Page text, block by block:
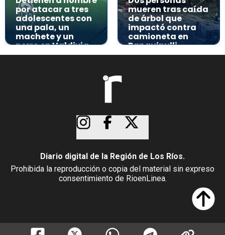
por atacar a tres
adolescentes con
una pala, un
machete y un
perro en Valdivia
mueren tras caída
de árbol que
impactó contra
camioneta en
Panguipulli
Diario digital de la Región de Los Ríos.
Prohibida la reproducción o copia del material sin expreso
consentimiento de RioenLinea.